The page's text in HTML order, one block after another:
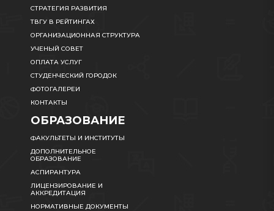
СТРАТЕГИЯ РАЗВИТИЯ
ТВГУ В РЕЙТИНГАХ
ОРГАНИЗАЦИОННАЯ СТРУКТУРА
УЧЕНЫЙ СОВЕТ
ОПЛАТА УСЛУГ
СТУДЕНЧЕСКИЙ ГОРОДОК
ФОТОГАЛЕРЕИ
КОНТАКТЫ
ОБРАЗОВАНИЕ
ФАКУЛЬТЕТЫ И ИНСТИТУТЫ
ДОПОЛНИТЕЛЬНОЕ
ОБРАЗОВАНИЕ
АСПИРАНТУРА
ЛИЦЕНЗИРОВАНИЕ И
АККРЕДИТАЦИЯ
НОРМАТИВНЫЕ ДОКУМЕНТЫ